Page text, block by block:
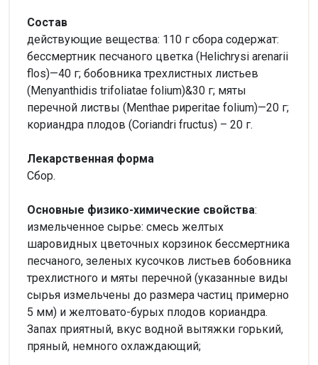
Состав
действующие вещества: 110 г сбора содержат:
бессмертник песчаного цветка (Helichrysi arenarii
flos)—40 г; бобовника трехлистных листьев
(Menyanthidis trifoliatae folium)&30 г; мяты
перечной листвы (Menthae риреritae folium)—20 г;
кориандра плодов (Coriandri fructus) – 20 г.
Лекарственная форма
Сбор.
Основные физико-химические свойства:
измельченное сырье: смесь желтых
шаровидных цветочных корзинок бессмертника
песчаного, зеленых кусочков листьев бобовника
трехлистного и мяты перечной (указанные виды
сырья измельчены до размера частиц примерно
5 мм) и желтовато-бурых плодов кориандра.
Запах приятный, вкус водной вытяжки горький,
пряный, немного охлаждающий;